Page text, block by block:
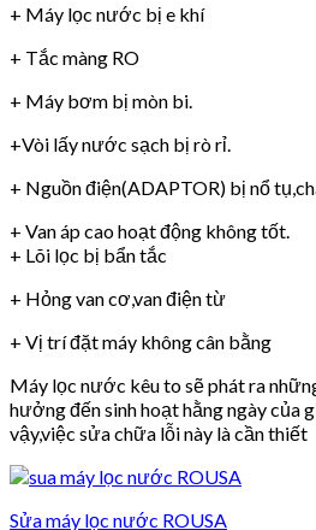
+ Máy lọc nước bị e khí
+ Tắc màng RO
+ Máy bơm bị mòn bi.
+Vòi lấy nước sạch bị rò rỉ.
+ Nguồn điện(ADAPTOR) bị nổ
+ Van áp cao hoạt động không tốt.
+ Lõi lọc bị bẩn tắc
+ Hỏng van cơ,van điện từ
+ Vị trí đặt máy không cân bằng
Máy lọc nước kêu to sẽ phát ra
hưởng đến sinh hoạt hằng ngày của
vậy,việc sửa chữa lỗi này là cần thiết
Sửa máy lọc nước ROUSA